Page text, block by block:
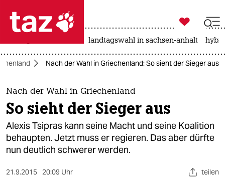
 taz zahl ich
taz zahl ich
themen
politik
öko

taz zahl ich
landtagswahl in sachsen-anhalt
Nach der Wahl in Griechenland: So sieht der Sieger aus
Nach der Wahl in Griechenland
So sieht der Sieger aus
Alexis Tsipras kann seine Macht und seine Koalition
behaupten. Jetzt muss er regieren. Das aber dürfte
nun deutlich schwerer werden.
21.9.2015 20:09 Uhr teilen